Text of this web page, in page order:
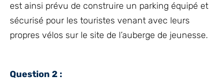
est ainsi prévu de construire un parking équipé et
sécurisé pour les touristes venant avec leurs
propres vélos sur le site de l’auberge de jeunesse.
Question 2 :